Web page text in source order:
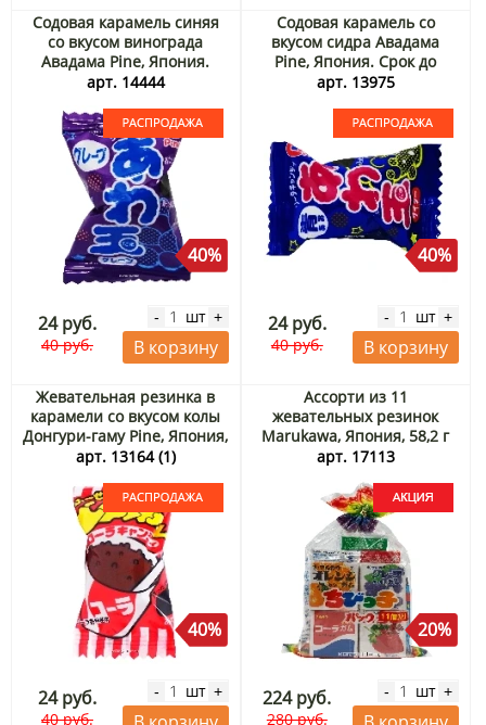
Содовая карамель синяя
со вкусом винограда
Авадама Pine, Япония.
Срок до 30.09.2026.
арт. 14444
40%
24 руб.
40 руб.
- шт +
В корзину
Содовая карамель со
вкусом сидра Авадама
Pine, Япония. Срок до
01.09.2026. Распродажа
арт. 13975
40%
24 руб.
40 руб.
- шт +
В корзину
Жевательная резинка в
карамели со вкусом колы
Донгури-гаму Pine, Япония,
6 г. Срок до 30.09.2026.
арт. 13164 (1)
40%
24 руб.
40 руб.
- шт +
Ассорти из 11
жевательных резинок
Marukawa, Япония, 58,2 г
Акция
арт. 17113
20%
224 руб.
280 руб.
- шт +